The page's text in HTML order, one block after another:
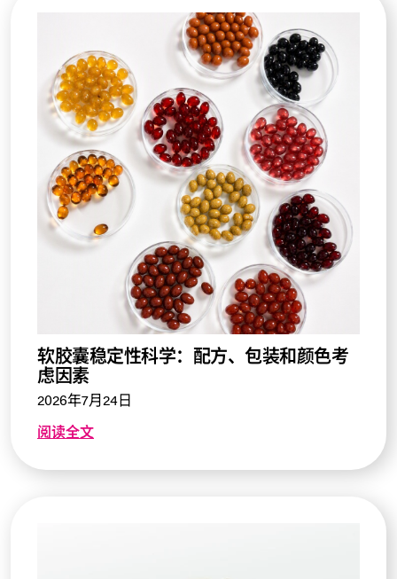
软胶囊稳定性科学：配方、包装和颜色考
虑因素
2026年7月24日
阅读全文